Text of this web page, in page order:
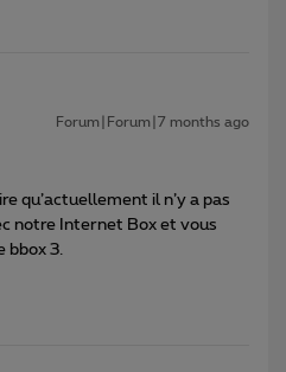
Forum|Forum|7 months ago
qu’actuellement il n’y a pas
notre Internet Box et vous
bbox 3.